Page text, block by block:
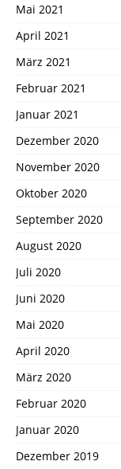
Mai 2021
April 2021
März 2021
Februar 2021
Januar 2021
Dezember 2020
November 2020
Oktober 2020
September 2020
August 2020
Juli 2020
Juni 2020
Mai 2020
April 2020
März 2020
Februar 2020
Januar 2020
Dezember 2019